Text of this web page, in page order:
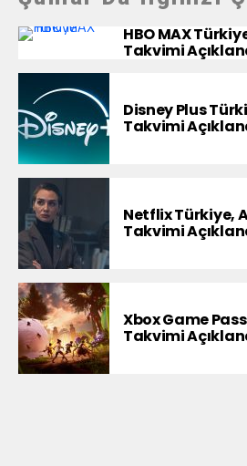
HBO MAX
Takvimi
Disney Plus
Takvimi
Netflix Türkiye,
Takvimi
Xbox Game
Takvimi